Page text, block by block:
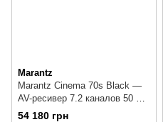
Marantz
Marantz Cinema 70s Black —
AV-ресивер 7.2 каналов 50 Вт
на канал
54 180 грн